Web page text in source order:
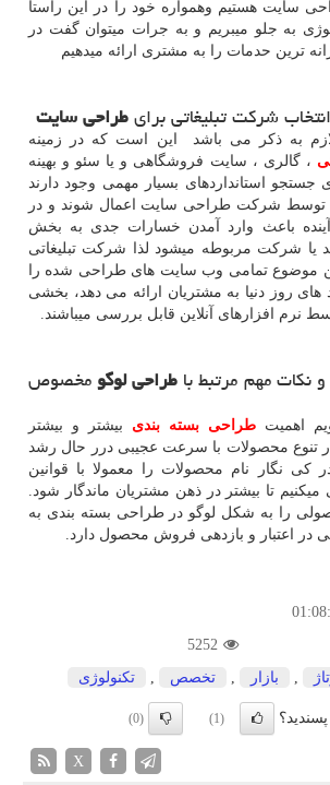
سایت هستیم وهمواره خود را در این راستا
به جلو میبریم و به جرات میتوان گفت در
ترین حدمات را به مشتری ارائه میدهیم
شرکت تبلیغاتی برایطراحی سایت
به ذکر می باشد این است که در زمینه
، گالری ، سایت فروشگاهی و یا سئو و بهینه
جستجو استانداردهای بسیار مهمی وجود دارند
توسط شرکت طراحی سایت اعمال شوند و در
باعث وارد آمدن خسارات جدی به بخش
یا شرکت مربوطه میشود لذا شرکت تبلیغاتی
موضوع تمامی وب سایت های طراحی شده را
های روز دنیا به مشتریان ارائه می دهد، بخشی
نرم افزارهای آنلاین قابل بررسی میباشند.
نکات مهم مرتبط باطراحی لوگومخصوص
اهمیت طراحی بسته بندی بیشتر و بیشتر
تنوع محصولات با سرعت عجیبی درر حال رشد
نگار نام محصولات را معمولا با قوانین
تا بیشتر در ذهن مشتریان ماندگار شود.
را به شکل لوگو در طراحی بسته بندی به
در اعتبار و بازدهی فروش محصول دارد.
5252
بازار تخصص تكنولوژی
(1)
(0)
X